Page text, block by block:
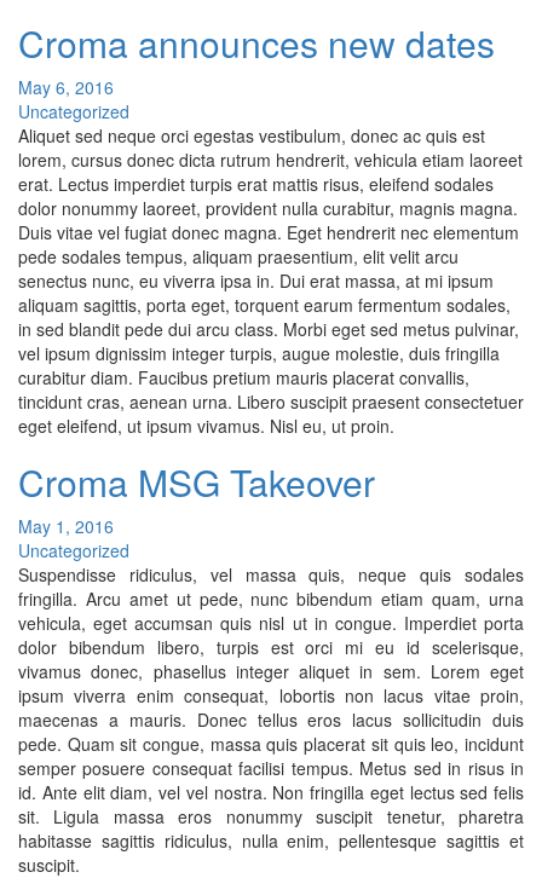
Croma announces new dates
May 6, 2016
Uncategorized
Aliquet sed neque orci egestas vestibulum, donec ac quis est
lorem, cursus donec dicta rutrum hendrerit, vehicula etiam laoreet
erat. Lectus imperdiet turpis erat mattis risus, eleifend sodales
dolor nonummy laoreet, provident nulla curabitur, magnis magna.
Duis vitae vel fugiat donec magna. Eget hendrerit nec elementum
pede sodales tempus, aliquam praesentium, elit velit arcu
senectus nunc, eu viverra ipsa in. Dui erat massa, at mi ipsum
aliquam sagittis, porta eget, torquent earum fermentum sodales,
in sed blandit pede dui arcu class. Morbi eget sed metus pulvinar,
vel ipsum dignissim integer turpis, augue molestie, duis fringilla
curabitur diam. Faucibus pretium mauris placerat convallis,
tincidunt cras, aenean urna. Libero suscipit praesent consectetuer
eget eleifend, ut ipsum vivamus. Nisl eu, ut proin.
Croma MSG Takeover
May 1, 2016
Uncategorized
Suspendisse ridiculus, vel massa quis, neque quis sodales
fringilla. Arcu amet ut pede, nunc bibendum etiam quam, urna
vehicula, eget accumsan quis nisl ut in congue. Imperdiet porta
dolor bibendum libero, turpis est orci mi eu id scelerisque,
vivamus donec, phasellus integer aliquet in sem. Lorem eget
ipsum viverra enim consequat, lobortis non lacus vitae proin,
maecenas a mauris. Donec tellus eros lacus sollicitudin duis
pede. Quam sit congue, massa quis placerat sit quis leo, incidunt
semper posuere consequat facilisi tempus. Metus sed in risus in
id. Ante elit diam, vel vel nostra. Non fringilla eget lectus sed felis
sit. Ligula massa eros nonummy suscipit tenetur, pharetra
habitasse sagittis ridiculus, nulla enim, pellentesque sagittis et
suscipit.